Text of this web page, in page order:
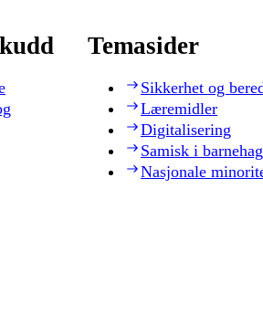
Temasider
Sikkerhet og
Læremidler
Digitalisering
Samisk i
Nasjonale